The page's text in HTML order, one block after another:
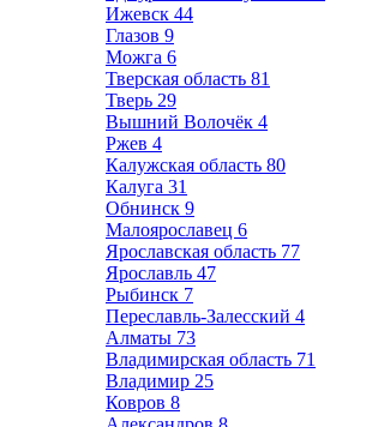
Ижевск 44
Глазов 9
Можга 6
Тверская область 81
Тверь 29
Вышний Волочёк 4
Ржев 4
Калужская область 80
Калуга 31
Обнинск 9
Малоярославец 6
Ярославская область 77
Ярославль 47
Рыбинск 7
Переславль-Залесский 4
Алматы 73
Владимирская область 71
Владимир 25
Ковров 8